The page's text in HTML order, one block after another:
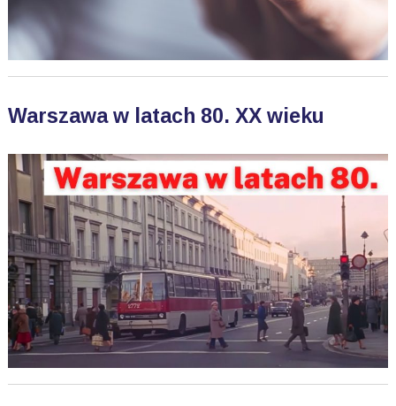
Warszawa w latach 80. XX wieku